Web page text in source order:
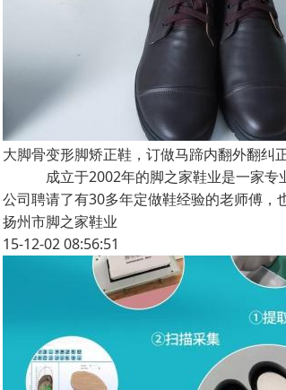
大脚骨变形脚矫正鞋，订做马蹄内翻外翻纠
成立于2002年的脚之家鞋业是一家专业
公司聘请了有30多年定做鞋经验的老师傅
扬州市脚之家鞋业
15-12-02 08:56:51